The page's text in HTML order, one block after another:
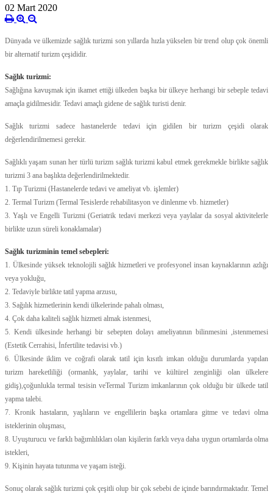
02 Mart 2020
Dünyada ve ülkemizde sağlık turizmi son yıllarda hızla yükselen bir trend olup çok önemli
bir alternatif turizm çeşididir.
Sağlık turizmi:
Sağlığına kavuşmak için ikamet ettiği ülkeden başka bir ülkeye herhangi bir sebeple tedavi
amaçla gidilmesidir. Tedavi amaçlı gidene de sağlık turisti denir.
Sağlık turizmi sadece hastanelerde tedavi için gidilen bir turizm çeşidi olarak
değerlendirilmemesi gerekir.
Sağlıklı yaşam sunan her türlü turizm sağlık turizmi kabul etmek gerekmekle birlikte sağlık
turizmi 3 ana başlıkta değerlendirilmektedir.
1. Tıp Turizmi (Hastanelerde tedavi ve ameliyat vb. işlemler)
2. Termal Turizm (Termal Tesislerde rehabilitasyon ve dinlenme vb. hizmetler)
3. Yaşlı ve Engelli Turizmi (Geriatrik tedavi merkezi veya yaylalar da sosyal aktivitelerle
birlikte uzun süreli konaklamalar)
Sağlık turizminin temel sebepleri:
1. Ülkesinde yüksek teknolojili sağlık hizmetleri ve profesyonel insan kaynaklarının azlığı
veya yokluğu,
2. Tedaviyle birlikte tatil yapma arzusu,
3. Sağılık hizmetlerinin kendi ülkelerinde pahalı olması,
4. Çok daha kaliteli sağlık hizmeti almak istenmesi,
5. Kendi ülkesinde herhangi bir sebepten dolayı ameliyatının bilinmesini ,istenmemesi
(Estetik Cerrahisi, İnfertilite tedavisi vb.)
6. Ülkesinde iklim ve coğrafi olarak tatil için kısıtlı imkan olduğu durumlarda yapılan
turizm hareketliliği (ormanlık, yaylalar, tarihi ve kültürel zenginliği olan ülkelere
gidiş),çoğunlukla termal tesisin veTermal Turizm imkanlarının çok olduğu bir ülkede tatil
yapma talebi.
7. Kronik hastaların, yaşlıların ve engellilerin başka ortamlara gitme ve tedavi olma
isteklerinin oluşması,
8. Uyuşturucu ve farklı bağımlılıkları olan kişilerin farklı veya daha uygun ortamlarda olma
istekleri,
9. Kişinin hayata tutunma ve yaşam isteği.
Sonuç olarak sağlık turizmi çok çeşitli olup bir çok sebebi de içinde barındırmaktadır. Temel